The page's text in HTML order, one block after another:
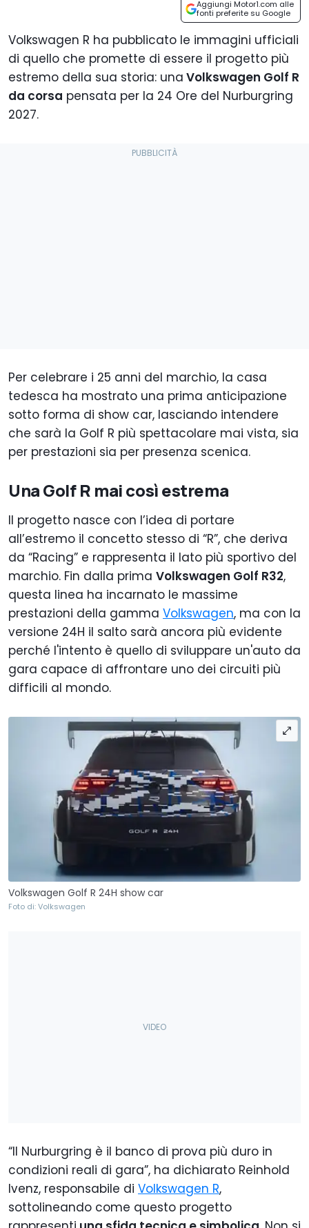
Aggiungi Motor1.com alle
fonti preferite su Google
Volkswagen R ha pubblicato le immagini ufficiali
di quello che promette di essere il progetto più
estremo della sua storia: una Volkswagen Golf R
da corsa pensata per la 24 Ore del Nurburgring
2027.
Per celebrare i 25 anni del marchio, la casa
tedesca ha mostrato una prima anticipazione
sotto forma di show car, lasciando intendere
che sarà la Golf R più spettacolare mai vista, sia
per prestazioni sia per presenza scenica.
Una Golf R mai così estrema
Il progetto nasce con l’idea di portare
all’estremo il concetto stesso di “R”, che deriva
da “Racing” e rappresenta il lato più sportivo del
marchio. Fin dalla prima Volkswagen Golf R32,
questa linea ha incarnato le massime
prestazioni della gamma Volkswagen, ma con la
versione 24H il salto sarà ancora più evidente
perché l'intento è quello di sviluppare un'auto da
gara capace di affrontare uno dei circuiti più
difficili al mondo.
Volkswagen Golf R 24H show car
Foto di: Volkswagen
“Il Nurburgring è il banco di prova più duro in
condizioni reali di gara”, ha dichiarato Reinhold
Ivenz, responsabile di Volkswagen R,
sottolineando come questo progetto